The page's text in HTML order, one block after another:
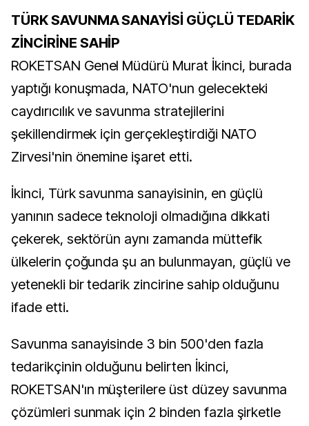
TÜRK SAVUNMA SANAYİSİ GÜÇLÜ TEDARİK
ZİNCİRİNE SAHİP
ROKETSAN Genel Müdürü Murat İkinci, burada
yaptığı konuşmada, NATO'nun gelecekteki
caydırıcılık ve savunma stratejilerini
şekillendirmek için gerçekleştirdiği NATO
Zirvesi'nin önemine işaret etti.
İkinci, Türk savunma sanayisinin, en güçlü
yanının sadece teknoloji olmadığına dikkati
çekerek, sektörün aynı zamanda müttefik
ülkelerin çoğunda şu an bulunmayan, güçlü ve
yetenekli bir tedarik zincirine sahip olduğunu
ifade etti.
Savunma sanayisinde 3 bin 500'den fazla
tedarikçinin olduğunu belirten İkinci,
ROKETSAN'ın müşterilere üst düzey savunma
çözümleri sunmak için 2 binden fazla şirketle